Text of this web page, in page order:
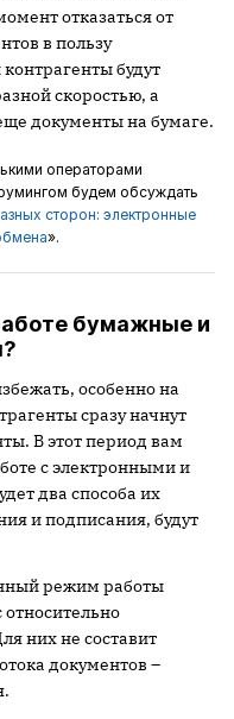
отказаться от
в пользу
будут
скоростью, а
документы на бумаге.
операторами
будем обсуждать
сторон: электронные
».
бумажные и
особенно на
сразу начнут
В этот период вам
с электронными и
два способа их
и подписания, будут
режим работы
них не составит
документов –